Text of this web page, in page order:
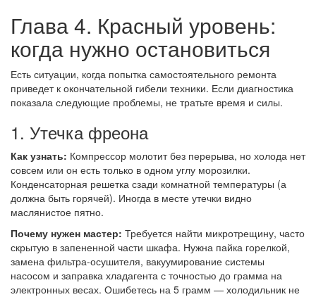
Глава 4. Красный уровень:
когда нужно остановиться
Есть ситуации, когда попытка самостоятельного ремонта
приведет к окончательной гибели техники. Если диагностика
показала следующие проблемы, не тратьте время и силы.
1. Утечка фреона
Как узнать: Компрессор молотит без перерыва, но холода нет
совсем или он есть только в одном углу морозилки.
Конденсаторная решетка сзади комнатной температуры (а
должна быть горячей). Иногда в месте утечки видно
маслянистое пятно.
Почему нужен мастер: Требуется найти микротрещину, часто
скрытую в запененной части шкафа. Нужна пайка горелкой,
замена фильтра-осушителя, вакуумирование системы
насосом и заправка хладагента с точностью до грамма на
электронных весах. Ошибетесь на 5 грамм — холодильник не